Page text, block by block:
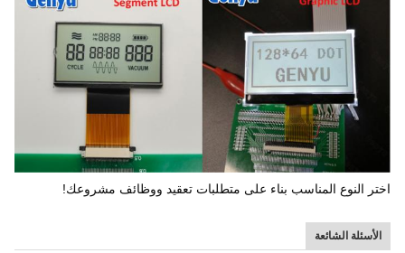
اختر النوع المناسب بناء على متطلبات تعقيد ووظائف مشروعك!
الأسئلة الشائعة